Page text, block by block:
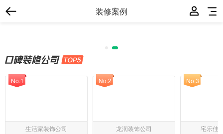
装修案例
生活家装饰公司
No.1
龙润装饰公司
No.2
宅乐佳
No.3